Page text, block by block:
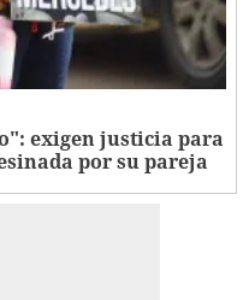
exigen justicia para
por su pareja